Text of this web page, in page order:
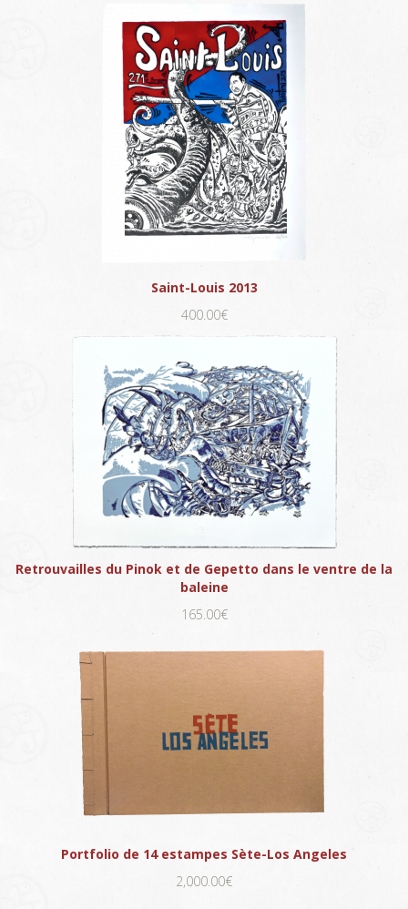
Saint-Louis 2013
400.00€
Retrouvailles du Pinok et de Gepetto dans le ventre de la
baleine
165.00€
Portfolio de 14 estampes Sète-Los Angeles
2,000.00€